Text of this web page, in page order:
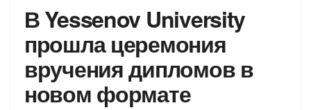
В Yessenov University
прошла церемония
вручения дипломов в
новом формате